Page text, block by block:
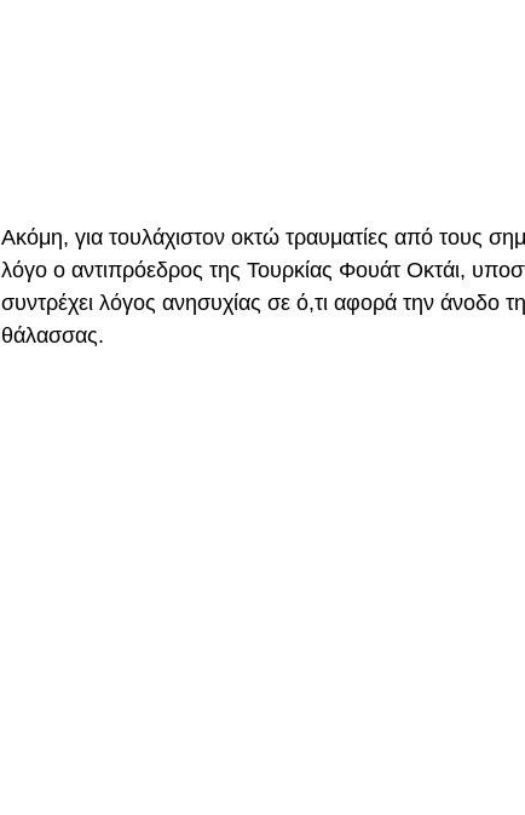
Ακόμη, για τουλάχιστον οκτώ τραυματίες από τους
λόγο ο αντιπρόεδρος της Τουρκίας Φουάτ Οκτάι,
συντρέχει λόγος ανησυχίας σε ό,τι αφορά την άνοδο
θάλασσας.